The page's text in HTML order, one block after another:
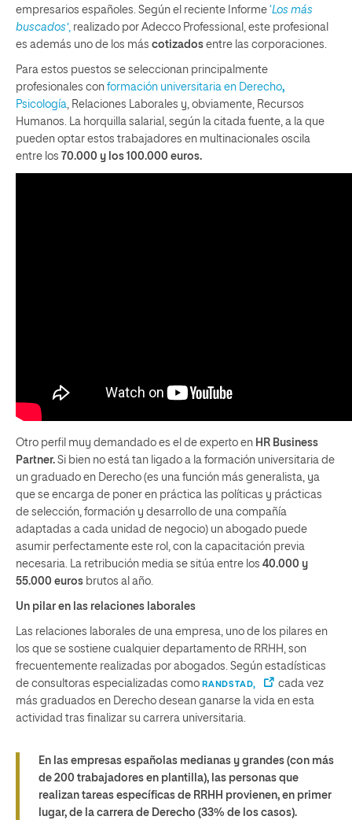
empresarios españoles. Según el reciente Informe ‘Los más
buscados’, realizado por Adecco Professional, este profesional
es además uno de los más cotizados entre las corporaciones.
Para estos puestos se seleccionan principalmente
profesionales con formación universitaria en Derecho,
Psicología, Relaciones Laborales y, obviamente, Recursos
Humanos. La horquilla salarial, según la citada fuente, a la que
pueden optar estos trabajadores en multinacionales oscila
entre los 70.000 y los 100.000 euros.
Otro perfil muy demandado es el de experto en HR Business
Partner. Si bien no está tan ligado a la formación universitaria de
un graduado en Derecho (es una función más generalista, ya
que se encarga de poner en práctica las políticas y prácticas
de selección, formación y desarrollo de una compañía
adaptadas a cada unidad de negocio) un abogado puede
asumir perfectamente este rol, con la capacitación previa
necesaria. La retribución media se sitúa entre los 40.000 y
55.000 euros brutos al año.
Un pilar en las relaciones laborales
Las relaciones laborales de una empresa, uno de los pilares en
los que se sostiene cualquier departamento de RRHH, son
frecuentemente realizadas por abogados. Según estadísticas
de consultoras especializadas como RANDSTAD,
cada vez
más graduados en Derecho desean ganarse la vida en esta
actividad tras finalizar su carrera universitaria.
En las empresas españolas medianas y grandes (con más
de 200 trabajadores en plantilla), las personas que
realizan tareas específicas de RRHH provienen, en primer
lugar, de la carrera de Derecho (33% de los casos).